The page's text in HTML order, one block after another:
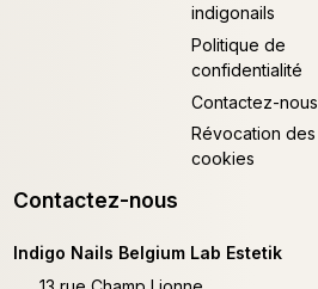
indigonails
Politique de
confidentialité
Contactez-nous
Révocation des
cookies
Contactez-nous
Indigo Nails Belgium Lab Estetik